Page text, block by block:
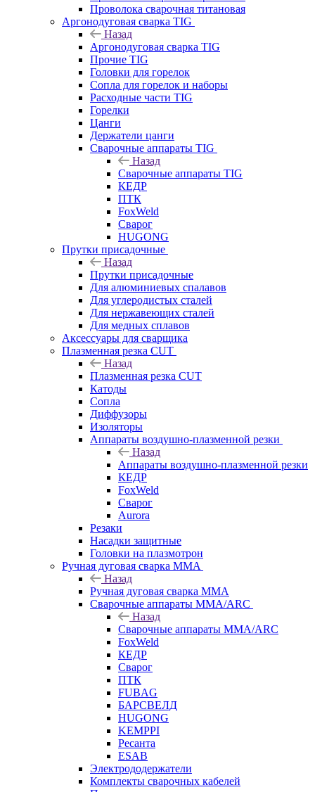
Проволока сварочная титановая
Аргонодуговая сварка TIG
Назад
Аргонодуговая сварка TIG
Прочие TIG
Головки для горелок
Сопла для горелок и наборы
Расходные части TIG
Горелки
Цанги
Держатели цанги
Сварочные аппараты TIG
Назад
Сварочные аппараты TIG
КЕДР
ПТК
FoxWeld
Сварог
HUGONG
Прутки присадочные
Назад
Прутки присадочные
Для алюминиевых спалавов
Для углеродистых сталей
Для нержавеющих сталей
Для медных сплавов
Аксессуары для сварщика
Плазменная резка CUT
Назад
Плазменная резка CUT
Катоды
Сопла
Диффузоры
Изоляторы
Аппараты воздушно-плазменной резки
Назад
Аппараты воздушно-плазменной резки
КЕДР
FoxWeld
Сварог
Aurora
Резаки
Насадки защитные
Головки на плазмотрон
Ручная дуговая сварка MMA
Назад
Ручная дуговая сварка MMA
Сварочные аппараты MMA/ARC
Назад
Сварочные аппараты MMA/ARC
FoxWeld
КЕДР
Сварог
ПТК
FUBAG
БАРСВЕЛД
HUGONG
KEMPPI
Ресанта
ESAB
Электрододержатели
Комплекты сварочных кабелей